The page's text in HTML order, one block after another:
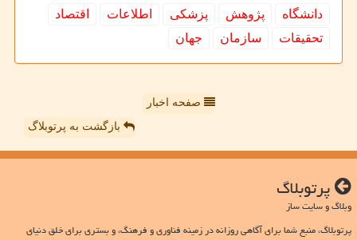
دانشگاه پژوهش پزشكی اطلاعات
اقتصاد
تحقیقات
سازمان جهان
صفحه اخبار
بازگشت به پرتوبلاگ
پرتوبلاگ
وبلاگ و سایت ساز
پرتوبلاگ، منبع شما برای آگاهی روزانه در زمینه فناوری و فرهنگ، و بستری برای خلق دنیای